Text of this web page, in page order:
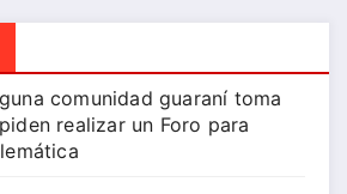
comunidad guaraní toma
realizar un Foro para